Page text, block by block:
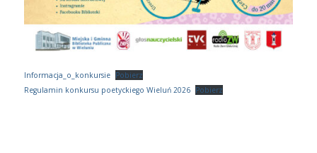
Informacja_o_konkursie
Pobierz
Regulamin konkursu poetyckiego Wieluń 2026
Pobierz